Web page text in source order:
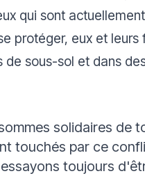
qui sont
protéger, eux et leurs
de sous-sol et dans
solidaires de
touchés par ce
toujours